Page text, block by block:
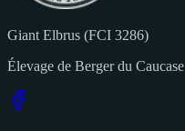
Giant Elbrus (FCI 3286)
Élevage de Berger du Caucase